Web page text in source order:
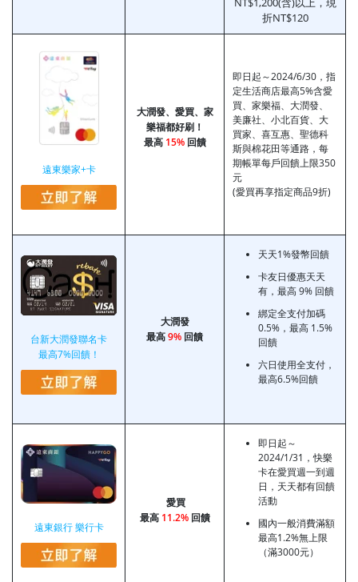
折NT$120
遠東樂家+卡
大潤發、愛買、家
樂福都好刷！
最高 15%回饋
即日起～2024/6/30，指
定生活商店最高5%含愛
買、家樂福、大潤發、
美廉社、小北百貨、大
買家、喜互惠、聖德科
斯與棉花田等通路，每
期帳單每戶回饋上限350
元
(愛買再享指定商品9折)
台新大潤發聯名卡
最高7%回饋！
大潤發
最高9% 回饋
天天1%發幣回饋
卡友日優惠天天
有，最高 9% 回饋
綁定全支付加碼
0.5%，最高 1.5%
回饋
六日使用全支付，
最高6.5%回饋
遠東銀行 樂行卡
愛買
最高 11.2%回饋
即日起～
2024/1/31，快樂
卡在愛買週一到週
日，天天都有回饋
活動
國內一般消費滿額
最高1.2%無上限
（滿3000元）